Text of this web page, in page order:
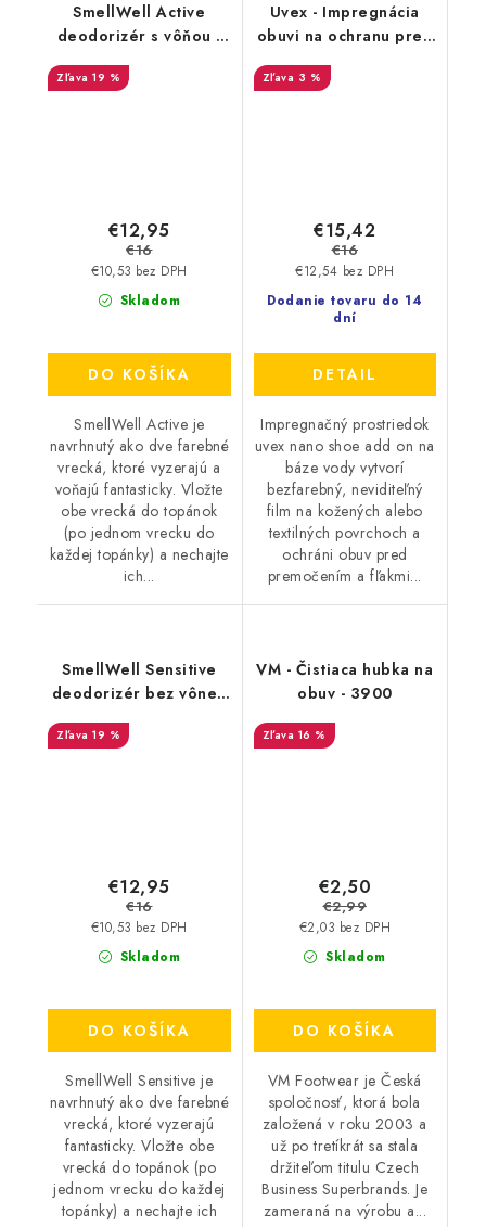
SmellWell Active
deodorizér s vôňou -
Tropical Blue
19 %
Skladom
€10,53 bez DPH
€12,95
€16
DO KOŠÍKA
SmellWell Active je
navrhnutý ako dve farebné
vrecká, ktoré vyzerajú a
voňajú fantasticky. Vložte
obe vrecká do topánok
(po jednom vrecku do
každej topánky) a nechajte
ich...
Uvex - Impregnácia
obuvi na ochranu pred
premočením a
škvrnami 100 ml
3 %
Dodanie tovaru do 14
dní
€12,54 bez DPH
€15,42
€16
DETAIL
Impregnačný prostriedok
uvex nano shoe add on na
báze vody vytvorí
bezfarebný, neviditeľný
film na kožených alebo
textilných povrchoch a
ochráni obuv pred
premočením a fľakmi...
SmellWell Sensitive
deodorizér bez vône -
19 %
Skladom
€10,53 bez DPH
€12,95
€16
DO KOŠÍKA
SmellWell Sensitive je
navrhnutý ako dve farebné
vrecká, ktoré vyzerajú
fantasticky. Vložte obe
vrecká do topánok (po
jednom vrecku do každej
topánky) a nechajte ich
VM - Čistiaca hubka na
obuv - 3900
16 %
Skladom
€2,03 bez DPH
€2,50
€2,99
DO KOŠÍKA
VM Footwear je Česká
spoločnosť, ktorá bola
založená v roku 2003 a
už po tretíkrát sa stala
držiteľom titulu Czech
Business Superbrands. Je
zameraná na výrobu a...